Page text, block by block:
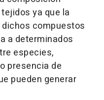
ya que la
compuestos
a determinados
especies,
presencia de
pueden generar